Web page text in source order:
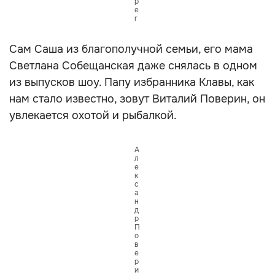
e
r
Сам Саша из благополучной семьи, его мама
Светлана Собещанская даже снялась в одном
из выпусков шоу. Папу избранника Клавы, как
нам стало известно, зовут Виталий Поверин, он
увлекается охотой и рыбалкой.
А
л
е
к
с
а
н
д
р
П
о
в
е
р
и